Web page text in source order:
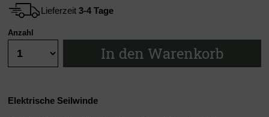
Lieferzeit 3-4 Tage
Anzahl
In den Warenkorb
Elektrische Seilwinde